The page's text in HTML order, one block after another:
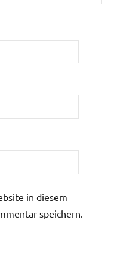
in diesem
speichern.